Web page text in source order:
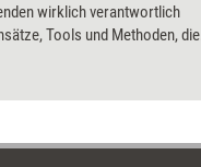
wirklich verantwortlich
Tools und Methoden, die
um Erschöpfung